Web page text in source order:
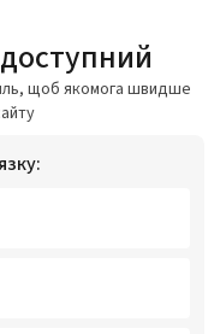
щоб якомога швидше